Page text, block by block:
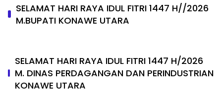
SELAMAT HARI RAYA IDUL FITRI 1447 H//2026
M.BUPATI KONAWE UTARA
SELAMAT HARI RAYA IDUL FITRI 1447 H/2026
M. DINAS PERDAGANGAN DAN PERINDUSTRIAN
KONAWE UTARA